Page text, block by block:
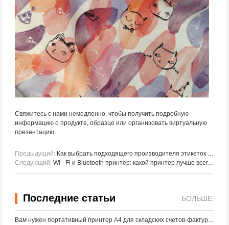
Свяжитесь с нами немедленно, чтобы получить подробную
информацию о продукте, образце или организовать виртуальную
презентацию.
Предыдущий: Как выбрать подходящего производителя этикеток для компании - разработчика программного обеспечения
Следующий: Wi - Fi и Bluetooth принтер: какой принтер лучше всего подходит для печати этикеток и наклеек?
Последние статьи БОЛЬШЕ.
Вам нужен портативный принтер A4 для складских счетов-фактур? Что действительно работает